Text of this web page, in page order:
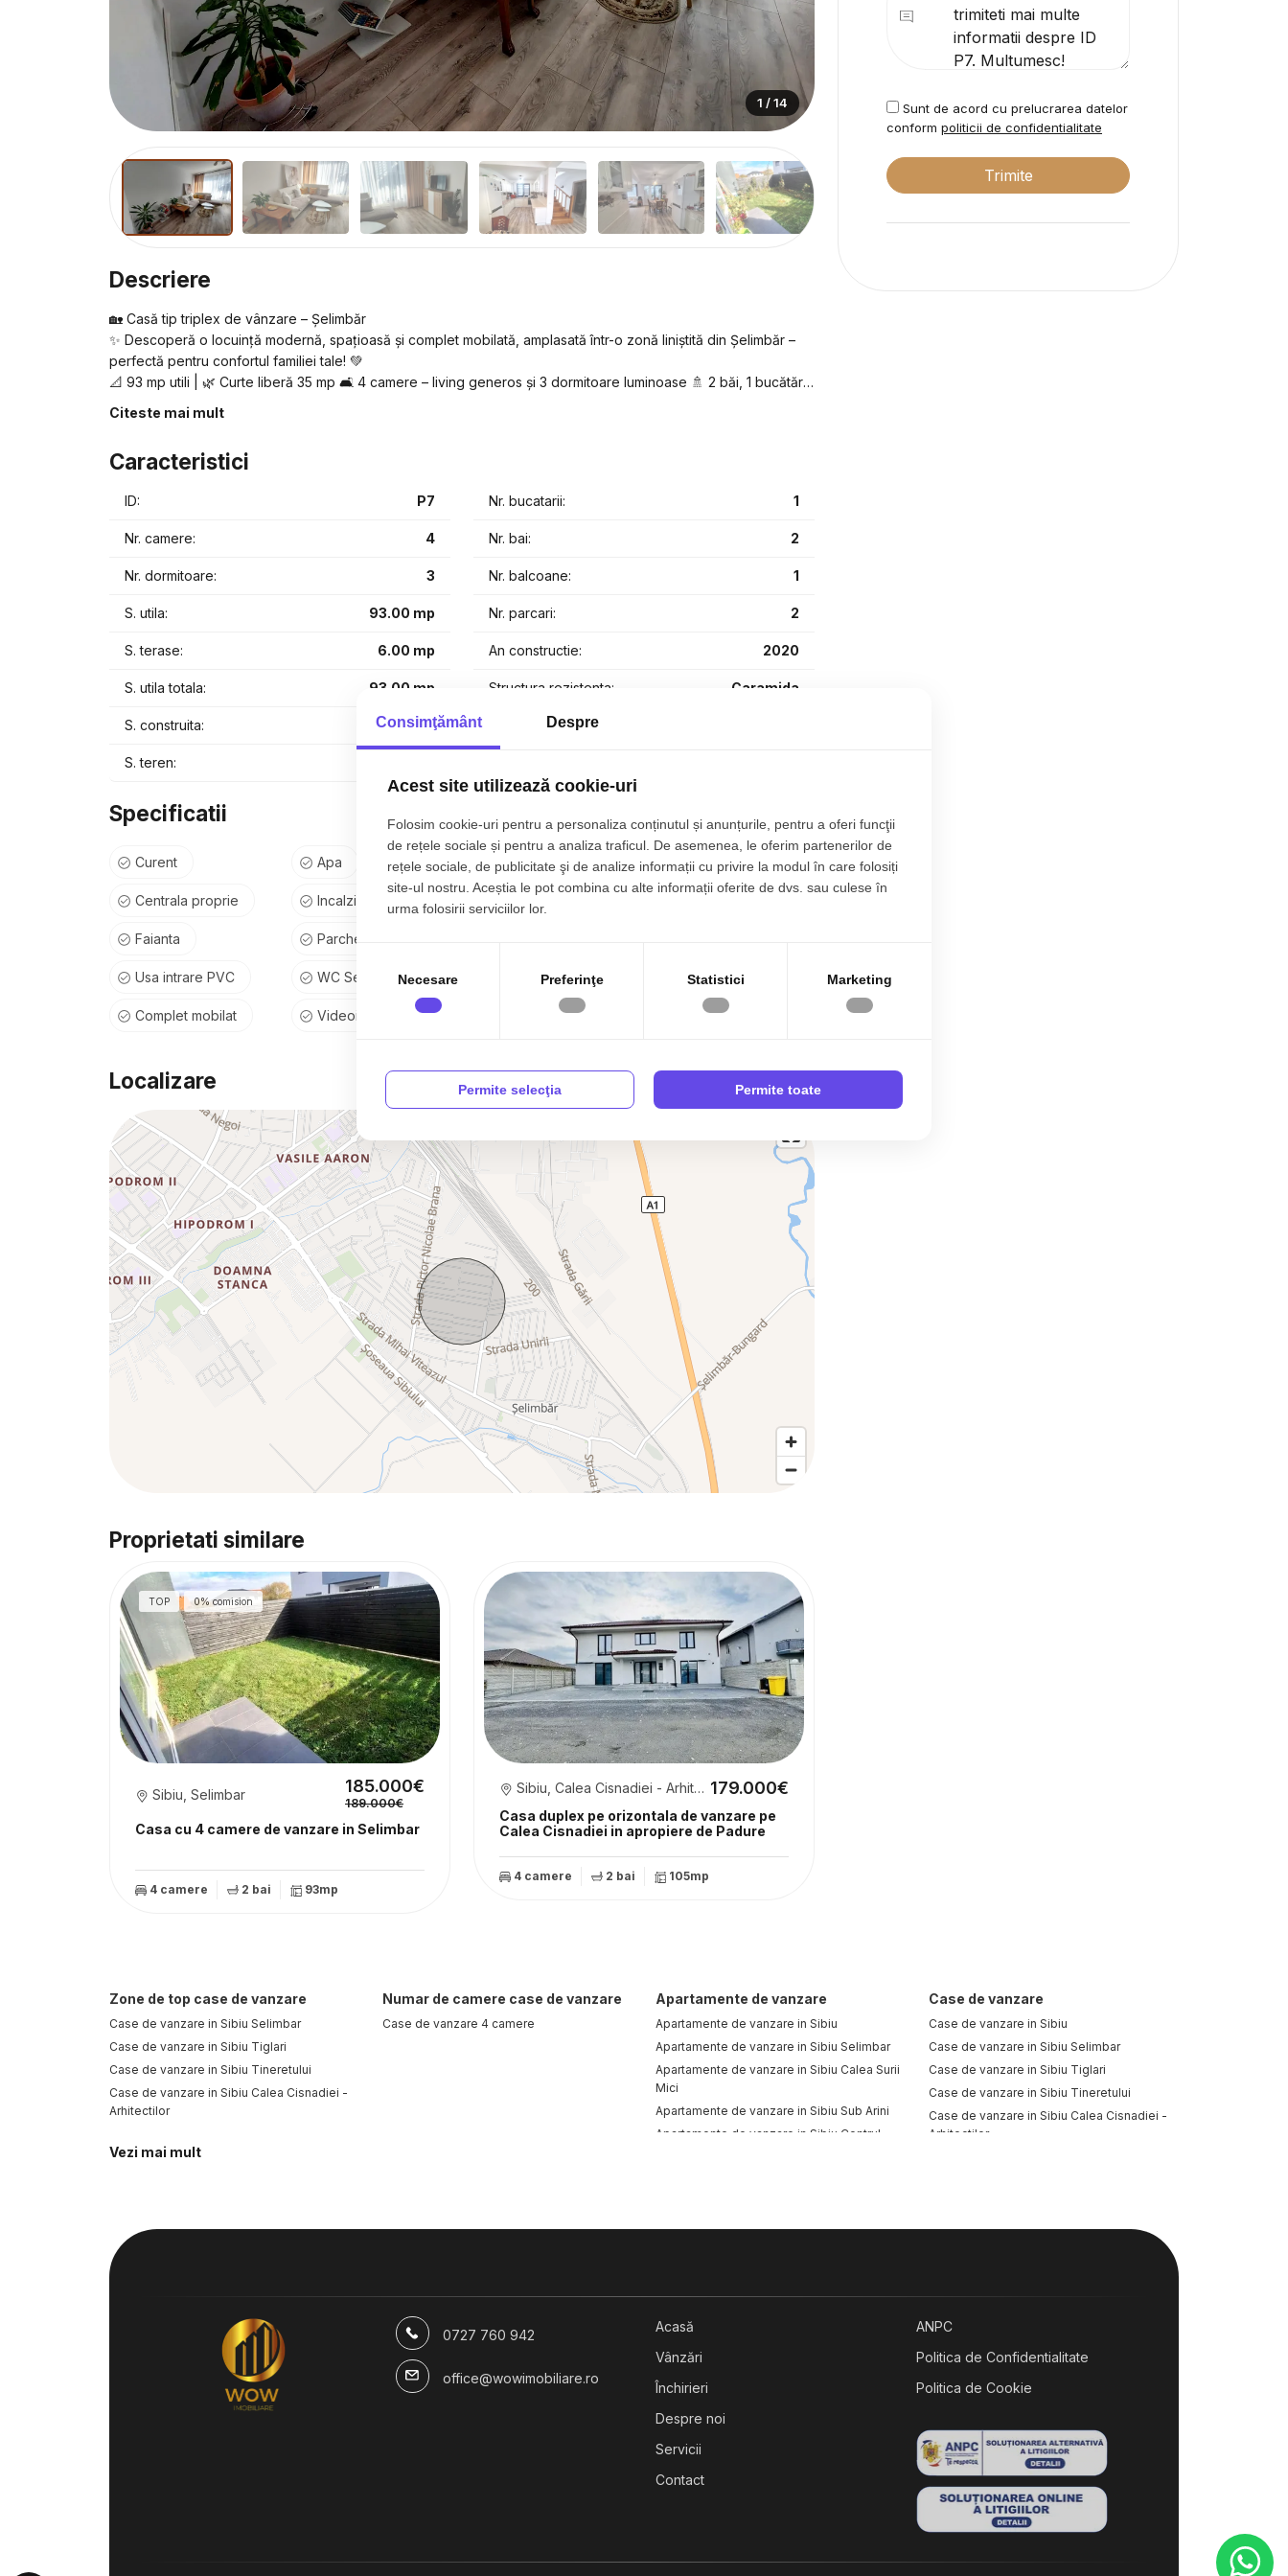
1 / 14
Descriere
🏡 Casă tip triplex de vânzare – Șelimbăr
✨ Descoperă o locuință modernă, spațioasă și complet mobilată, amplasată într-o zonă liniștită din Șelimbăr –
perfectă pentru confortul familiei tale! 💚
📐 93 mp utili | 🌿 Curte liberă 35 mp 🛋 4 camere – living generos și 3 dormitoare luminoase 🚿 2 băi, 1 bucătărie
complet utilată, terasă + balcon
🏠 Construcție nouă, din materiale de calitate superioară
💰 Preț excelent pentru zona Șelimbăr - 185.000 euro
📍 Zonă liniștită, aproape de Sibiu, magazine și transport – ideală pentru o familie care caută liniște și calitate
Citeste mai mult
Caracteristici
ID: P7
Nr. camere: 4
Nr. dormitoare: 3
S. utila: 93.00 mp
S. terase: 6.00 mp
S. utila totala: 93.00 mp
S. construita: 100.00 mp
S. teren:
Nr. bucatarii: 1
Nr. bai: 2
Nr. balcoane: 1
Nr. parcari: 2
An constructie: 2020
Structura rezistenta: Caramida
Regim inaltime:
Specificatii
Curent Apa Canalizare Gaz
Centrala proprie Incalzire pardoseala Izolatie Exterior Vopsea lavabila
Faianta Parchet
Usa intrare PVC WC Serviciu Bucatarie Mobilata Bucatarie Utilata
Complet mobilat Videointerfon
Localizare
Sunt de acord cu prelucrarea datelor
conform politicii de confidentialitate
Proprietati similare
TOP 0% comision
Casa cu 4 camere de vanzare in Selimbar
Sibiu, Selimbar 185.000€
189.000€
4 camere 2 bai 93mp
Casa duplex pe orizontala de vanzare pe
Calea Cisnadiei in apropiere de Padure
Sibiu, Calea Cisnadiei - Arhitectilor 179.000€
4 camere 2 bai 105mp
Zone de top case de vanzare
Case de vanzare in Sibiu Selimbar
Case de vanzare in Sibiu Tiglari
Case de vanzare in Sibiu Tineretului
Case de vanzare in Sibiu Calea Cisnadiei -
Arhitectilor
Numar de camere case de vanzare
Case de vanzare 4 camere
Apartamente de vanzare
Apartamente de vanzare in Sibiu
Apartamente de vanzare in Sibiu Selimbar
Apartamente de vanzare in Sibiu Calea Surii
Mici
Apartamente de vanzare in Sibiu Sub Arini
Apartamente de vanzare in Sibiu Centrul
Case de vanzare
Case de vanzare in Sibiu
Case de vanzare in Sibiu Selimbar
Case de vanzare in Sibiu Tiglari
Case de vanzare in Sibiu Tineretului
Case de vanzare in Sibiu Calea Cisnadiei -
Arhitectilor
Terenuri de vanzare in Paltinis
Terenuri de vanzare in Sibiu
Vezi mai mult
0727 760 942
office@wowimobiliare.ro
Acasă
Vânzări
Închirieri
Despre noi
Servicii
Contact
ANPC
Politica de Confidentialitate
Politica de Cookie
Consimţământ Despre
Acest site utilizează cookie-uri
Folosim cookie-uri pentru a personaliza conținutul și anunțurile, pentru a oferi funcţii
de rețele sociale și pentru a analiza traficul. De asemenea, le oferim partenerilor de
rețele sociale, de publicitate şi de analize informații cu privire la modul în care folosiți
site-ul nostru. Aceștia le pot combina cu alte informații oferite de dvs. sau culese în
urma folosirii serviciilor lor.
Necesare Preferinţe Statistici Marketing
Permite selecţia Permite toate